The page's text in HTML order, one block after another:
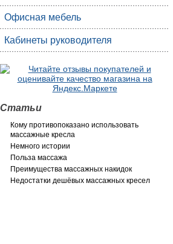
Офисная мебель
Кабинеты руководителя
Статьи
Кому противопоказано использовать
массажные кресла
Немного истории
Польза массажа
Преимущества массажных накидок
Недостатки дешёвых массажных кресел